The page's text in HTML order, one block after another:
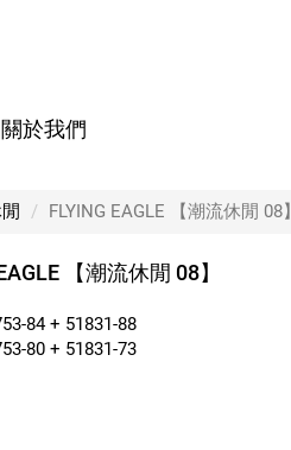
關於我們
FLYING EAGLE 【潮流休閒 08】
【潮流休閒 08】
84 + 51831-88
80 + 51831-73